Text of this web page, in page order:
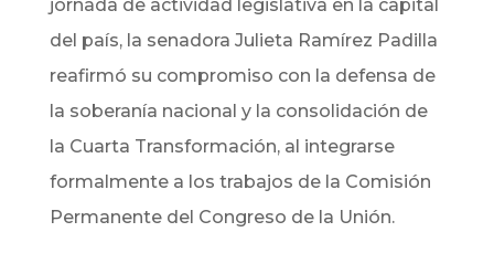
jornada de actividad legislativa en la capital
del país, la senadora Julieta Ramírez Padilla
reafirmó su compromiso con la defensa de
la soberanía nacional y la consolidación de
la Cuarta Transformación, al integrarse
formalmente a los trabajos de la Comisión
Permanente del Congreso de la Unión.